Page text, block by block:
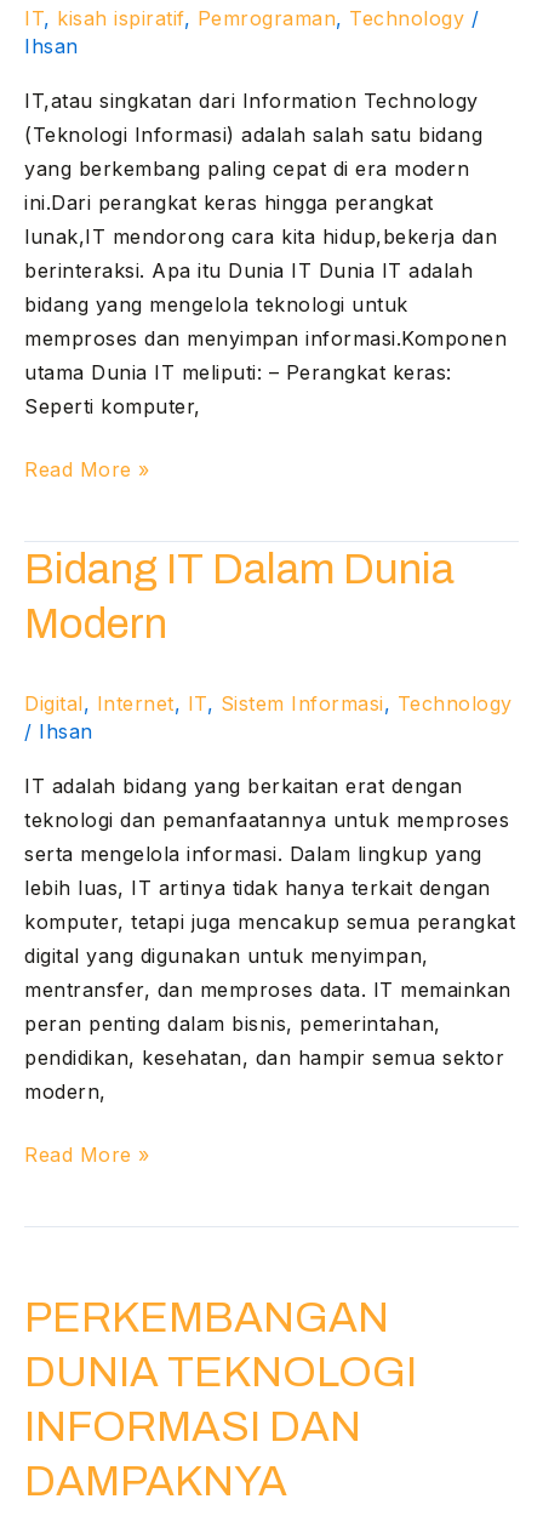
IT, kisah ispiratif, Pemrograman, Technology /
Ihsan
IT,atau singkatan dari Information Technology
(Teknologi Informasi) adalah salah satu bidang
yang berkembang paling cepat di era modern
ini.Dari perangkat keras hingga perangkat
lunak,IT mendorong cara kita hidup,bekerja dan
berinteraksi. Apa itu Dunia IT Dunia IT adalah
bidang yang mengelola teknologi untuk
memproses dan menyimpan informasi.Komponen
utama Dunia IT meliputi: – Perangkat keras:
Seperti komputer,
Read More »
Bidang IT Dalam Dunia
Modern
Digital, Internet, IT, Sistem Informasi, Technology
/ Ihsan
IT adalah bidang yang berkaitan erat dengan
teknologi dan pemanfaatannya untuk memproses
serta mengelola informasi. Dalam lingkup yang
lebih luas, IT artinya tidak hanya terkait dengan
komputer, tetapi juga mencakup semua perangkat
digital yang digunakan untuk menyimpan,
mentransfer, dan memproses data. IT memainkan
peran penting dalam bisnis, pemerintahan,
pendidikan, kesehatan, dan hampir semua sektor
modern,
Bidang
IT
Dalam
Modern
Read More »
PERKEMBANGAN
DUNIA TEKNOLOGI
INFORMASI DAN
DAMPAKNYA
TEKNOLOGI
DAN
DAMPAKNYA
TERHADAP
MASYARAKAT